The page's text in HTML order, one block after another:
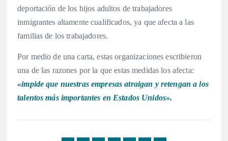
deportación de los hijos adultos de trabajadores
inmigrantes altamente cualificados, ya que afecta a las
familias de los trabajadores.
Por medio de una carta, estas organizaciones escribieron
una de las razones por la que estas medidas los afecta:
«impide que nuestras empresas atraigan y retengan a los
talentos más importantes en Estados Unidos».